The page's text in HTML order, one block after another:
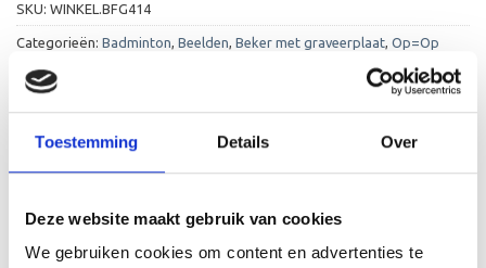
Toestemming Details Over
Deze website maakt gebruik van cookies
We gebruiken cookies om content en advertenties te
SKU: WINKEL.BFG414
Categorieën: Badminton, Beelden, Beker met graveerplaat, Op=Op